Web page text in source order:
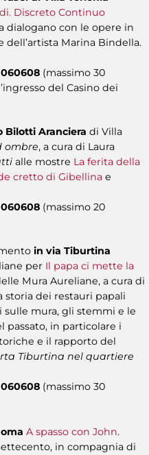
Discreto Continuo
dialogano con le opere in
dell’artista Marina Bindella.
(massimo 30
del Casino dei
Bilotti Aranciera di Villa
ombre, a cura di Laura
alle mostre La ferita della
cretto di Gibellina e
(massimo 20
in via Tiburtina
per Il papa ci mette la
Mura Aureliane, a cura di
storia dei restauri papali
mura, gli stemmi e le
in particolare i
e il rapporto del
Tiburtina nel quartiere
(massimo 30
A spasso con John.
in compagnia di